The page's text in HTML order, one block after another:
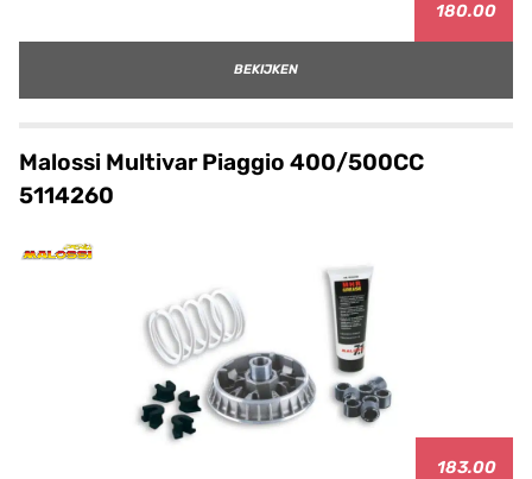
180.00
BEKIJKEN
Malossi Multivar Piaggio 400/500CC
5114260
183.00